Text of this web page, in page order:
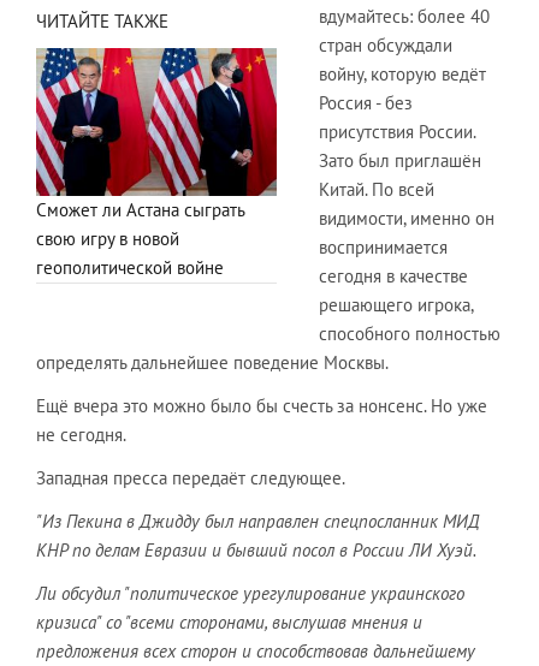
ЧИТАЙТЕ ТАКЖЕ
Сможет ли Астана сыграть
свою игру в новой
геополитической войне
вдумайтесь: более 40
стран обсуждали
войну, которую ведёт
Россия - без
присутствия России.
Зато был приглашён
Китай. По всей
видимости, именно он
воспринимается
сегодня в качестве
решающего игрока,
способного полностью
определять дальнейшее поведение Москвы.
Ещё вчера это можно было бы счесть за нонсенс. Но уже
не сегодня.
Западная пресса передаёт следующее.
"Из Пекина в Джидду был направлен спецпосланник МИД
КНР по делам Евразии и бывший посол в России ЛИ Хуэй.
Ли обсудил "политическое урегулирование украинского
кризиса" со "всеми сторонами, выслушав мнения и
предложения всех сторон и способствовав дальнейшему